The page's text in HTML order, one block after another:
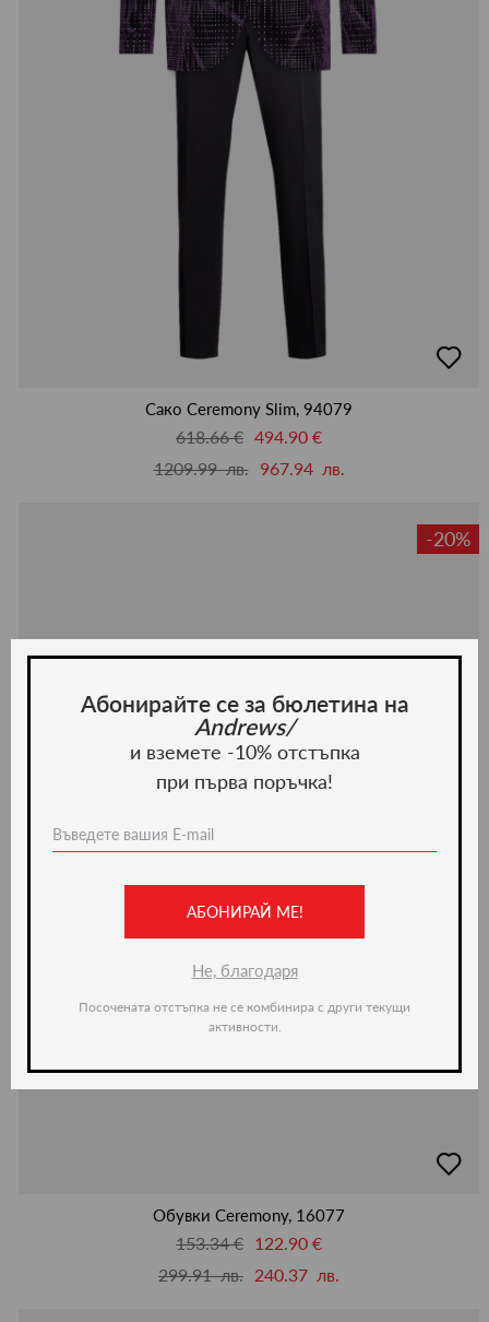
в
Сако Ceremony Slim, 94079
618.66 € 494.90 €
1209.99 лв.
967.94 лв.
-20%
в
Обувки Ceremony, 16077
153.34 € 122.90 €
299.91 лв. 240.37 лв.
Абонирайте се за бюлетина на
Andrews/
и вземете -10% отстъпка
при първа поръчка!
АБОНИРАЙ МЕ!
Не, благодаря
Посочената отстъпка не се комбинира с други текущи
активности.